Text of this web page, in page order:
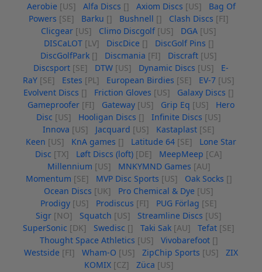
Aerobie [US] Alfa Discs [] Axiom Discs [US]
Bag Of
Powers [SE] Barku [] Bushnell [] Clash Discs [FI]
Clicgear [US] Climo Discgolf [US] DGA [US]
DISCaLOT [LV] DiscDice [] DiscGolf Pins []
DiscGolfPark [] Discmania [FI] Discraft [US]
Discsport [SE] DTW [US] Dynamic Discs [US]
E-
RaY [SE] Estes [PL] European Birdies [SE] EV-7 [US]
Evolvent Discs [] Friction Gloves [US] Galaxy Discs []
Gameproofer [FI] Gateway [US] Grip Eq [US]
Hero
Disc [US] Hooligan Discs [] Infinite Discs [US]
Innova [US] Jacquard [US] Kastaplast [SE]
Keen [US] KnA games [] Latitude 64 [SE]
Lone Star
Disc [TX] Løft Discs (loft) [DE] MeepMeep [CA]
Millennium [US] MNKYMND Games [AU]
Momentum [SE] MVP Disc Sports [US] Oak Socks []
Ocean Discs [UK] Pro Chemical & Dye [US]
Prodigy [US] Prodiscus [FI] PUG Förlag [SE]
Sigr [NO] Squatch [US] Streamline Discs [US]
SuperSonic [DK] Swedisc [] Taki Sak [AU] Tefat [SE]
Thought Space Athletics [US] Vivobarefoot []
Westside [FI] Wham-O [US] ZipChip Sports [US]
ZIX
KOMIX [CZ] Züca [US]